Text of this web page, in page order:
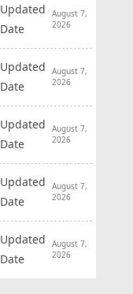
Updated
Date
August 7,
2026
Updated
Date
August 7,
2026
Updated
Date
August 7,
2026
Updated
Date
August 7,
2026
Updated
Date
August 7,
2026